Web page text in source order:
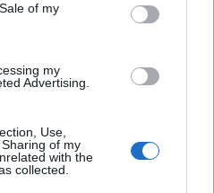
of my
my
Advertising.
Use,
of my
with the
collected.